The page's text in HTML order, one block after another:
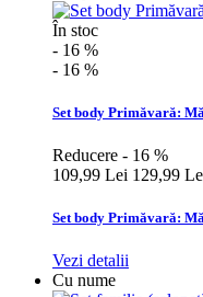
În stoc
- 16 %
- 16 %
Set body Primăvară:
Reducere - 16 %
109,99 Lei 129,99
Set body Primăvară:
Vezi detalii
Cu nume